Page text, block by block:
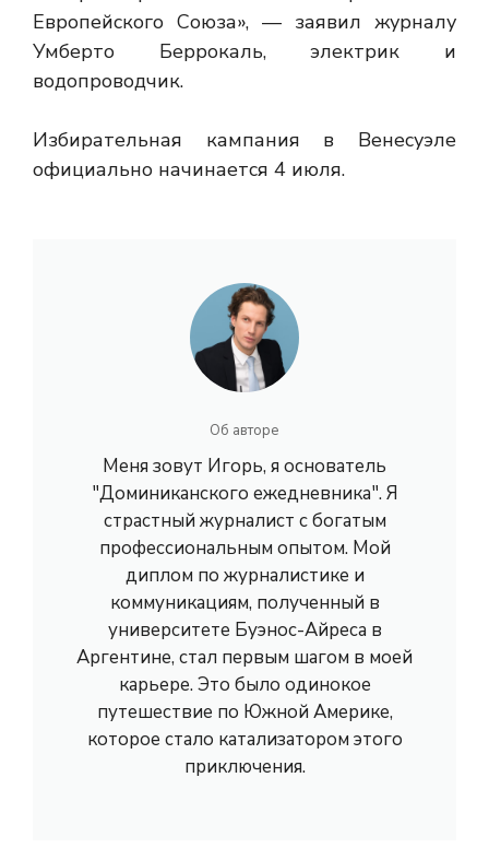
Европейского Союза», — заявил журналу
Умберто Беррокаль, электрик и
водопроводчик.
Избирательная кампания в Венесуэле
официально начинается 4 июля.
Об авторе
Меня зовут Игорь, я основатель
"Доминиканского ежедневника". Я
страстный журналист с богатым
профессиональным опытом. Мой
диплом по журналистике и
коммуникациям, полученный в
университете Буэнос-Айреса в
Аргентине, стал первым шагом в моей
карьере. Это было одинокое
путешествие по Южной Америке,
которое стало катализатором этого
приключения.